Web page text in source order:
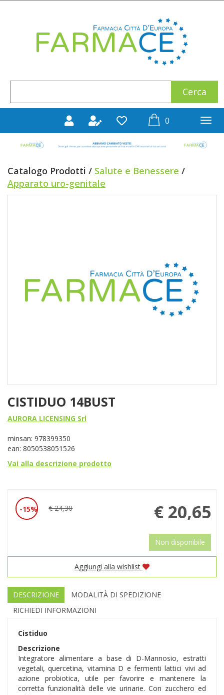
0prodotti
Catalogo Prodotti / Salute e Benessere /
Apparato uro-genitale
CISTIDUO 14BUST
AURORA LICENSING Srl
minsan: 978399350
ean: 8050538051526
Vai alla descrizione prodotto
15% € 24,30
Prezzo
scontato
€ 20,65
Non disponibile
Aggiungi alla wishlist
DESCRIZIONE
MODALITÀ DI SPEDIZIONE
RICHIEDI INFORMAZIONI
Cistiduo
Descrizione
Integratore alimentare a base di D-Mannosio, estratti
vegetali, quercetina, vitamina D e fermenti lattici vivi ad
azione probiotica, utile per favorire e mantenere la
corretta funzionalità delle vie urinarie. Con zucchero ed